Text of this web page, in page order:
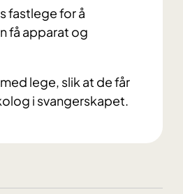
fastlege for å
få apparat og
lege, slik at de får
i svangerskapet.